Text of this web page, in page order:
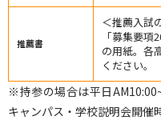
推薦書
＜推薦入試
「募集要
の用紙。各
ください。
※持参の場合は平日
キャンパス・学校説明会開催